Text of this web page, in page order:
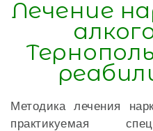
Лечение
Методика лечения
практикуемая